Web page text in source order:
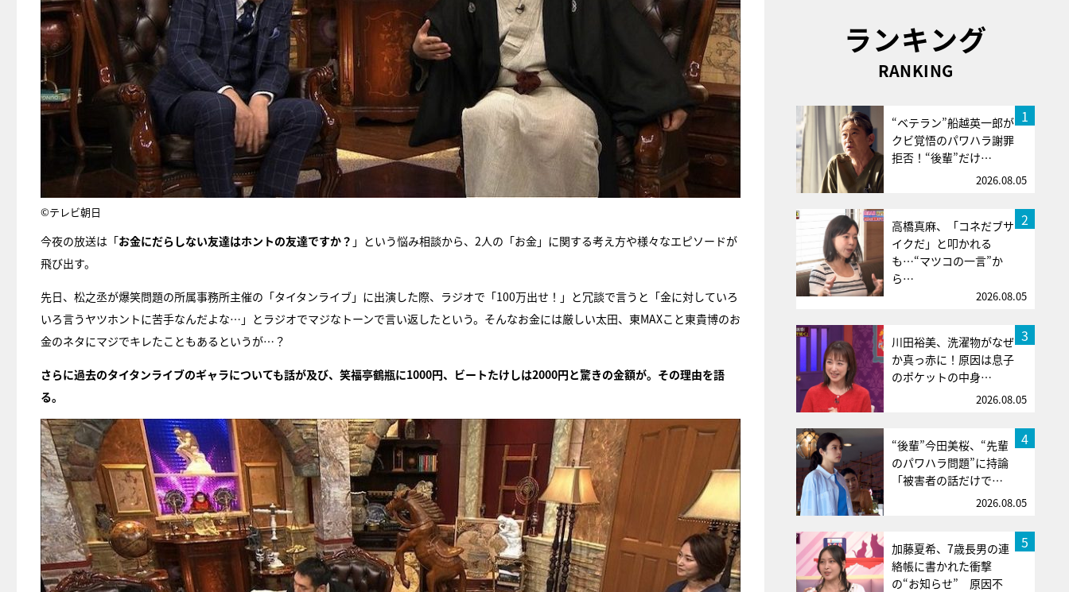
©テレビ朝日
今夜の放送は「お金にだらしない友達はホントの友達ですか？ 」という悩み相談から、2人の「お金」に関する考え方や様々なエピソードが
飛び出す。
先日、松之丞が爆笑問題の所属事務所主催の「タイタンライブ」に出演した際、ラジオで「100万出せ！」と冗談で言うと「金に対していろ
いろ言うヤツホントに苦手なんだよな…」とラジオでマジなトーンで言い返したという。そんなお金には厳しい太田、東MAXこと東貴博のお
金のネタにマジでキレたこともあるというが…？
さらに過去のタイタンライブのギャラについても話が及び、笑福亭鶴瓶に1000円、ビートたけしは2000円と驚きの金額が。その理由を語
る。
ランキング
RANKING
1
“ベテラン”船越英一郎が
クビ覚悟のパワハラ謝罪
拒否！“後輩”だけ…
2026.08.05
2
高橋真麻、「コネだブサ
イクだ」と叩かれる
も…“マツコの一言”か
ら…
2026.08.05
3
川田裕美、洗濯物がなぜ
か真っ赤に！原因は息子
のポケットの中身…
2026.08.05
4
“後輩”今田美桜、“先輩
のパワハラ問題”に持論
「被害者の話だけで…
2026.08.05
5
加藤夏希、7歳長男の連
絡帳に書かれた衝撃
の“お知らせ” 原因不